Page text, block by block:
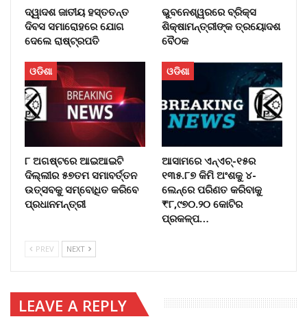
ଦ୍ୱାଦଶ ଜାତୀୟ ହସ୍ତତନ୍ତ
ଦିବସ ସମାରୋହରେ ଯୋଗ
ଦେଲେ ରାଷ୍ଟ୍ରପତି
ଭୁବନେଶ୍ୱରରେ ବ୍ରିକ୍ସ
ଶିକ୍ଷାମନ୍ତ୍ରୀଙ୍କ ତ୍ରୟୋଦଶ
ବୈଠକ
ଓଡିଶା
୮ ଅଗଷ୍ଟରେ ଆଇଆଇଟି
ଦିଲ୍ଲୀର ୫୭ତମ ସମାବର୍ତ୍ତନ
ଉତ୍ସବକୁ ସମ୍ବୋଧିତ କରିବେ
ପ୍ରଧାନମନ୍ତ୍ରୀ
ଓଡିଶା
ଆସାମରେ ଏନ୍ଏଚ୍-୧୫ର
୧୩୫.୮୭ କିମି ଅଂଶକୁ ୪-
ଲେନ୍ରେ ପରିଣତ କରିବାକୁ
₹୮,୯୭୦.୨୦ କୋଟିର
ପ୍ରକଳ୍ପ…
PREV NEXT
LEAVE A REPLY